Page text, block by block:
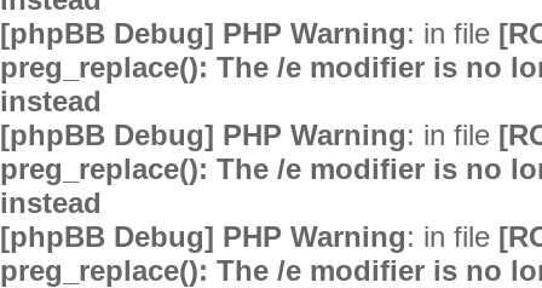
[phpBB Debug] PHP Warning: in file
preg_replace(): The /e modifier is no
instead
[phpBB Debug] PHP Warning: in file
preg_replace(): The /e modifier is no
instead
[phpBB Debug] PHP Warning: in file
preg_replace(): The /e modifier is no